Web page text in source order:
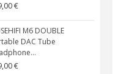
€
M6 DOUBLE
DAC Tube
€